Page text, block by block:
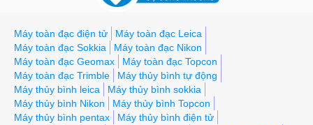
Máy toàn đạc điện tử
Máy toàn đạc Leica
Máy toàn đạc Sokkia
Máy toàn đạc Nikon
Máy toàn đạc Geomax
Máy toàn đạc Topcon
Máy toàn đạc Trimble
Máy thủy bình tự động
Máy thủy bình leica
Máy thủy bình sokkia
Máy thủy bình Nikon
Máy thủy bình Topcon
Máy thủy bình pentax
Máy thủy bình điện tử